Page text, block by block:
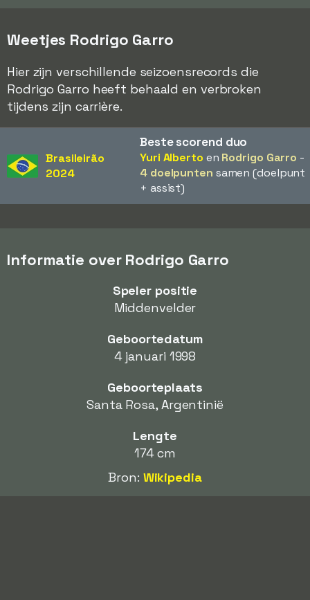
Weetjes Rodrigo Garro
Hier zijn verschillende seizoensrecords die
Rodrigo Garro heeft behaald en verbroken
tijdens zijn carrière.
Brasileirão
2024
Beste scorend duo
Yuri Alberto en Rodrigo Garro -
4 doelpunten samen (doelpunt
+ assist)
Informatie over Rodrigo Garro
Speler positie
Middenvelder
Geboortedatum
4 januari 1998
Geboorteplaats
Santa Rosa, Argentinië
Lengte
174 cm
Bron: Wikipedia